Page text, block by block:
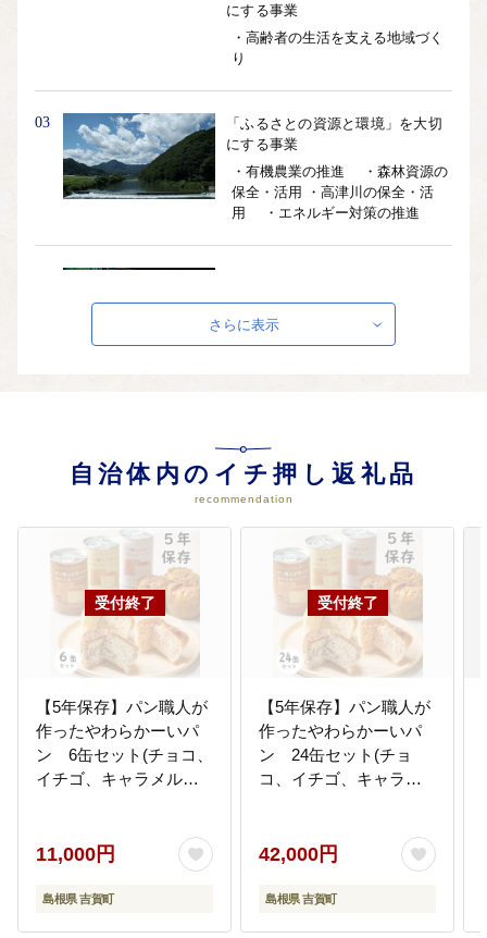
にする事業
・高齢者の生活を支える地域づく
り
03
「ふるさとの資源と環境」を大切
にする事業
・有機農業の推進 ・森林資源の
保全・活用 ・高津川の保全・活
用 ・エネルギー対策の推進
事業
・地域文化の伝承・育成 ・伝統芸
能の伝承・育成 ・文化財・文化資
事業
・農林業者への支援 ・商工業事業
者への支援 ・地域産業の振興支援
「ふるさとの地域医療」に関する
地域の医療を守り、充実させるた
めの事業に使わせていただきま
07
「吉賀高等学校支援」に関する事
町内唯一の高等学校である県立高
等学校支援、高校魅力化のための
（１）～（７）の事業から、町長
さらに表示
自治体内のイチ押し返礼品
recommendation
【5年保存】パン職人が
作ったやわらかーいパ
ン 6缶セット(チョコ、
イチゴ、キャラメル各2
11,000円
島根県 吉賀町
【5年保存】パン職人が
作ったやわらかーいパ
ン 24缶セット(チョ
コ、イチゴ、キャラメ
42,000円
島根県 吉賀町